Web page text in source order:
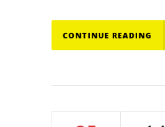
CONTINUE READING